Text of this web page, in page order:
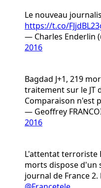
Le nouveau
https://t.co/
— Charles Enderlin
2016
Bagdad J+1, 219
traitement sur le JT
Comparaison n'est
— Geoffrey
2016
L'attentat terroriste
morts dispose d'un
journal de France 2.